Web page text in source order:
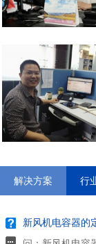
解决方案 行
新风机电容器的